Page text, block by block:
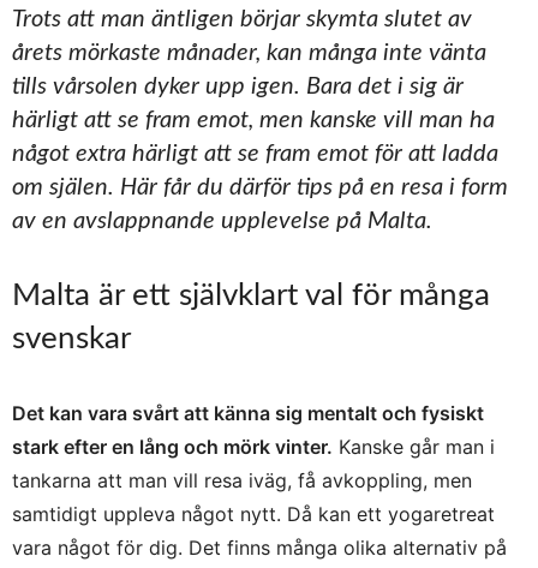
Trots att man äntligen börjar skymta slutet av
årets mörkaste månader, kan många inte vänta
tills vårsolen dyker upp igen. Bara det i sig är
härligt att se fram emot, men kanske vill man ha
något extra härligt att se fram emot för att ladda
om själen. Här får du därför tips på en resa i form
av en avslappnande upplevelse på Malta.
Malta är ett självklart val för många
svenskar
Det kan vara svårt att känna sig mentalt och fysiskt
stark efter en lång och mörk vinter. Kanske går man i
tankarna att man vill resa iväg, få avkoppling, men
samtidigt uppleva något nytt. Då kan ett yogaretreat
vara något för dig. Det finns många olika alternativ på